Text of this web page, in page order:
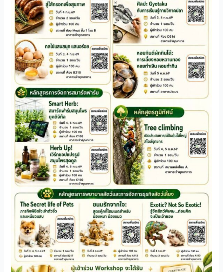
หรรษา
ของ
คณะ
เทคโนโลยี
การเกษตร
ใน
งาน
KMITL
Innovation
Expo
2026
ลาดกระบัง
นิ
ทร
รศน์
วัน
ที่
กันยายน
2569